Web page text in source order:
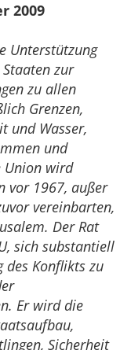
2009
Unterstützung
zur
zu allen
Grenzen,
und Wasser,
und
Union wird
vor 1967, außer
vereinbarten,
Der Rat
sich substantiell
des Konflikts zu
Er wird die
Sicherheit